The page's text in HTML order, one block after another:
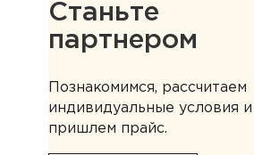
Станьте
партнером
Познакомимся, рассчитаем
индивидуальные условия и
пришлем прайс.